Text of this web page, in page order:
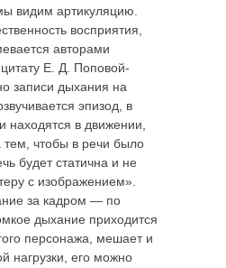
видим артикуляцию.
восприятия,
авторами
Е. Д. Поповой-
записи дыхания на
эпизод, в
находятся в движении,
тем, чтобы в речи было
будет статична и не
с изображением».
за кадром — по
дыхание приходится
персонажа, мешает и
нагрузки, его можно